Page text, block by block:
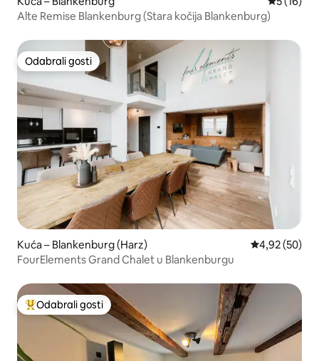
Alte Remise Blankenburg (Stara kočija Blankenburg)
Odabrali gosti
Odabrali gosti
Kuća – Blankenburg (Harz) Prosječna
4,92 (50)
FourElements Grand Chalet u Blankenburgu
Među najviše rangiranima s oznakom „Odabrali gosti”
Odabrali gosti